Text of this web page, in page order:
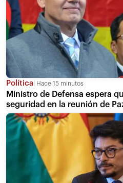
Política Hace 15 minutos
Ministro de Defensa espera
seguridad en la reunión de